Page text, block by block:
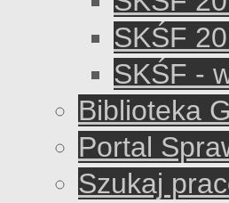
SKŚF
SKŚF -
Biblioteka
Portal
Szukaj